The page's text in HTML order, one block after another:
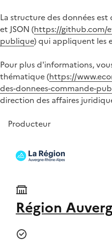
La structure des données est
et JSON (https://github.com/
publique) qui appliquent les
Pour plus d'informations,
thématique (https://
des-donnees-commande-
direction des affaires
Producteur
Région